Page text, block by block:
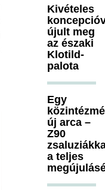
Kivételes
újult meg
az északi
Klotild-
palota
Egy
új arca –
Z90
a teljes